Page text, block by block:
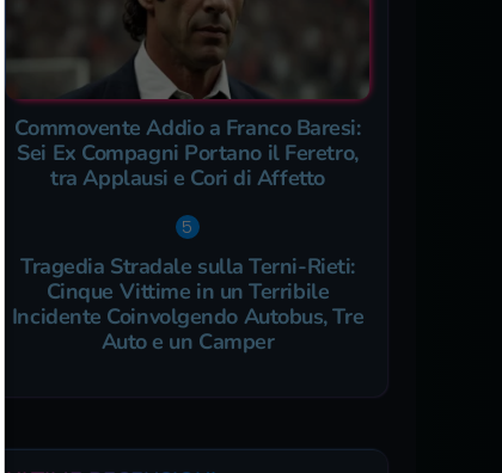
Commovente Addio a Franco Baresi:
Sei Ex Compagni Portano il Feretro,
tra Applausi e Cori di Affetto
Tragedia Stradale sulla Terni-Rieti:
Cinque Vittime in un Terribile
Incidente Coinvolgendo Autobus, Tre
Auto e un Camper